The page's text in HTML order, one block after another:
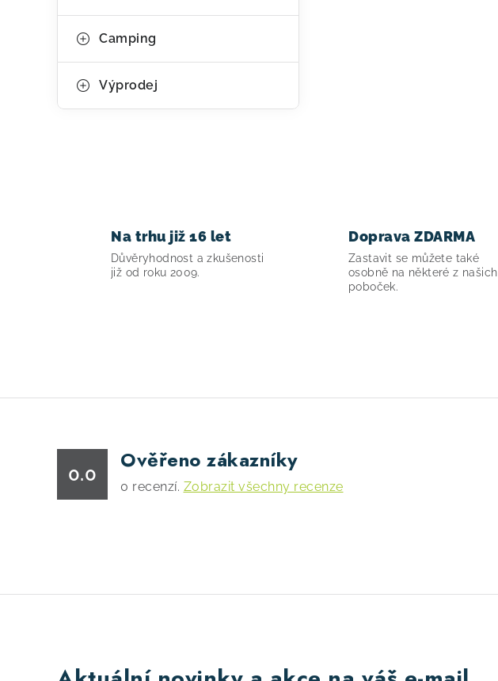
Camping
Výprodej
Na trhu již 16 let
Důvěryhodnost a zkušenosti
již od roku 2009.
Doprava ZDARMA
Zastavit se můžete také
osobně na některé z našich
poboček.
0.0
Ověřeno zákazníky
0 recenzí. Zobrazit všechny recenze